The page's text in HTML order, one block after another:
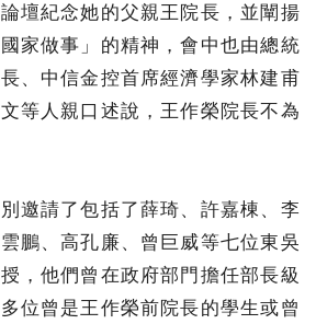
壇紀念她的父親王院長，並闡揚
家做事」的精神，會中也由總統
、中信金控首席經濟學家林建甫
等人親口述說，王作榮院長不為
邀請了包括了薛琦、許嘉棟、李
鵬、高孔廉、曾巨威等七位東吳
，他們曾在政府部門擔任部長級
位曾是王作榮前院長的學生或曾